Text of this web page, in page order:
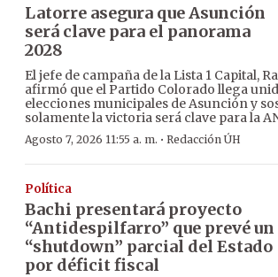
Latorre asegura que Asunción
será clave para el panorama
2028
El jefe de campaña de la Lista 1 Capital,
afirmó que el Partido Colorado llega
elecciones municipales de Asunción y
solamente la victoria será clave para la
Agosto 7, 2026 11:55 a. m. · Redacción ÚH
Política
Bachi presentará proyecto
“Antidespilfarro” que prevé un
“shutdown” parcial del Estado
por déficit fiscal